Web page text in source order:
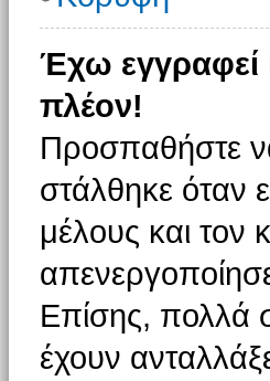
Έχω εγγραφεί
πλέον!
Προσπαθήστε
στάλθηκε όταν
μέλους και τον
Επίσης, πολλά
έχουν